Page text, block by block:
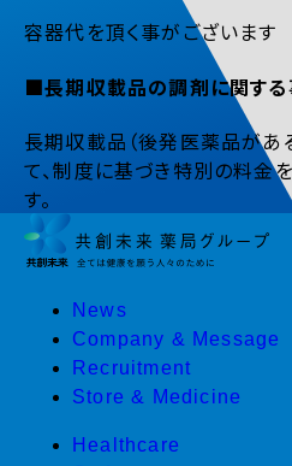
容器代を頂く事がございます
■長期収載品の調剤に関する
長期収載品（後発医薬品があ
て、制度に基づき特別の料金
す。
News
Company & Message
Recruitment
Store & Medicine
Healthcare